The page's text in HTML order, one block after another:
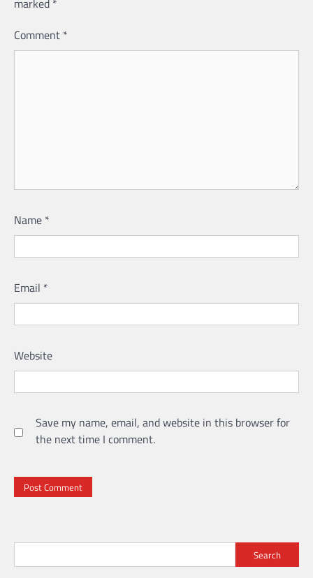
marked *
Comment *
Name *
Email *
Website
Save my name, email, and website in this browser for
the next time I comment.
Search